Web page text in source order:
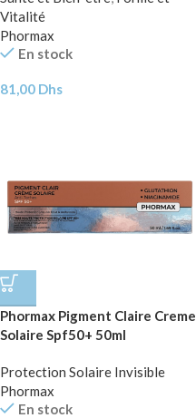
Vitalité
Phormax
En stock
81,00 Dhs
Phormax Pigment Claire Creme
Solaire Spf50+ 50ml
Protection Solaire Invisible
Phormax
En stock